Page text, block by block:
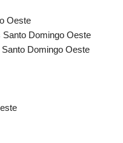
Oeste
Domingo Oeste
Domingo Oeste